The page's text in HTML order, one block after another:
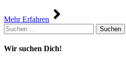
Mehr Erfahren
Suchen
nach:
Wir suchen Dich!